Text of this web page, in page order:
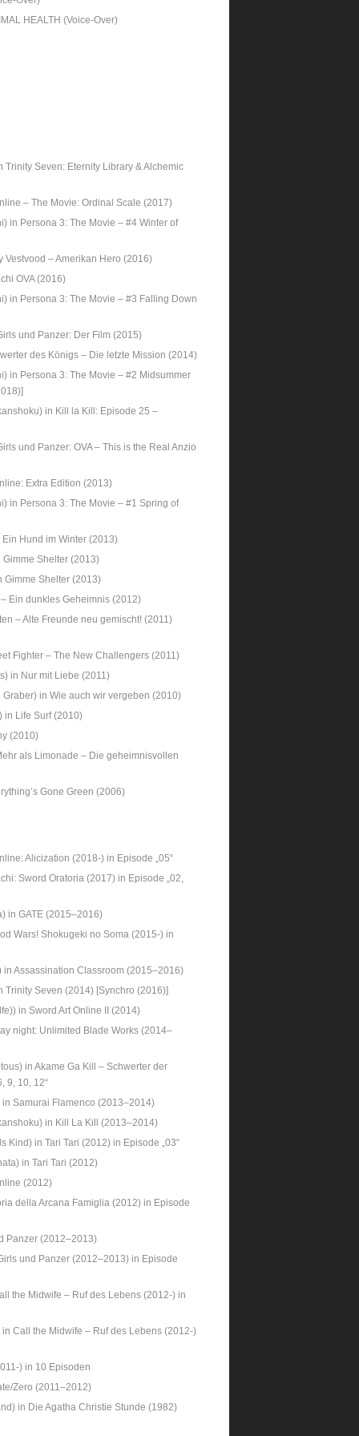
HEALTH (Voice-Over)
Seven: Eternity Library & Alchemic
– The Movie: Ordinal Scale (2017)
in Persona 3: The Movie – #4 Winter of
Vestvood – Amerikan Hero (2016)
OVA (2016)
in Persona 3: The Movie – #3 Falling Down
und Panzer: Der Film (2015)
des Königs – Die letzte Mission (2014)
in Persona 3: The Movie – #2 Midsummer
in Kill la Kill: Episode 25 –
und Panzer: OVA – This is the Real Anzio
Extra Edition (2013)
in Persona 3: The Movie – #1 Spring of
Hund im Winter (2013)
Shelter (2013)
Gimme Shelter (2013)
Ein dunkles Geheimnis (2012)
– Alte Freunde neu gemischt! (2011)
Fighter – The New Challengers (2011)
in Nur mit Liebe (2011)
in Wie auch wir vergeben (2010)
in Life Surf (2010)
(2010)
als Limonade – Die geheimnisvollen
Gone Green (2006)
Alicization (2018-) in Episode „05“
Sword Oratoria (2017) in Episode „02,
in GATE (2015–2016)
Wars! Shokugeki no Soma (2015-) in
Assassination Classroom (2015–2016)
Seven (2014) [Synchro (2016)]
in Sword Art Online II (2014)
night: Unlimited Blade Works (2014–
in Akame Ga Kill – Schwerter der
9, 10, 12“
Samurai Flamenco (2013–2014)
in Kill La Kill (2013–2014)
Kind) in Tari Tari (2012) in Episode „03“
in Tari Tari (2012)
(2012)
della Arcana Famiglia (2012) in Episode
Panzer (2012–2013)
und Panzer (2012–2013) in Episode
the Midwife – Ruf des Lebens (2012-) in
Call the Midwife – Ruf des Lebens (2012-)
) in 10 Episoden
Zero (2011–2012)
in Die Agatha Christie Stunde (1982)